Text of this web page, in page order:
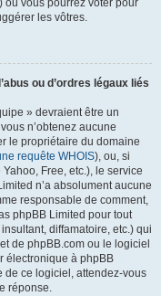
où vous pourrez voter pour
les vôtres.
ou d’ordres légaux liés
» devraient être un
n’obtenez aucune
le propriétaire du domaine
requête WHOIS), ou, si
Free, etc.), le service
n’a absolument aucune
responsable de comment,
phpBB Limited pour tout
diffamatoire, etc.) qui
de phpBB.com ou le logiciel
électronique à phpBB
de ce logiciel, attendez-vous
réponse.